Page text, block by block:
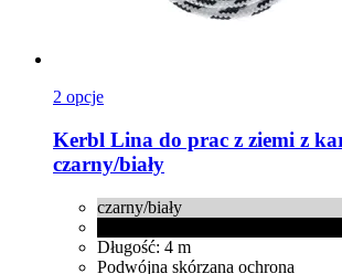
2 opcje
Kerbl Lina do prac z ziemi z
czarny/biały
czarny/biały
Długość: 4 m
Podwójna skórzana ochrona